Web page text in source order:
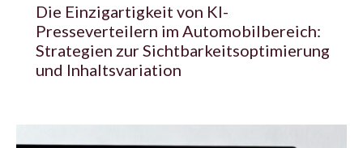
Die Einzigartigkeit von KI-
Presseverteilern im Automobilbereich:
Strategien zur Sichtbarkeitsoptimierung
und Inhaltsvariation